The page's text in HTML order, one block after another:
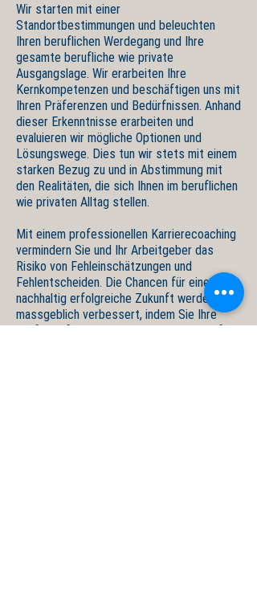
Wir starten mit einer
Standortbestimmungen und beleuchten
Ihren beruflichen Werdegang und Ihre
gesamte berufliche wie private
Ausgangslage. Wir erarbeiten Ihre
Kernkompetenzen und beschäftigen uns mit
Ihren Präferenzen und Bedürfnissen. Anhand
dieser Erkenntnisse erarbeiten und
evaluieren wir mögliche Optionen und
Lösungswege. Dies tun wir stets mit einem
starken Bezug zu und in Abstimmung mit
den Realitäten, die sich Ihnen im beruflichen
wie privaten Alltag stellen.
Mit einem professionellen Karrierecoaching
vermindern Sie und Ihr Arbeitgeber das
Risiko von Fehleinschätzungen und
Fehlentscheiden. Die Chancen für eine
nachhaltig erfolgreiche Zukunft werden
massgeblich verbessert, indem Sie Ihre
Laufbahn fokussiert und abgestimmt auf